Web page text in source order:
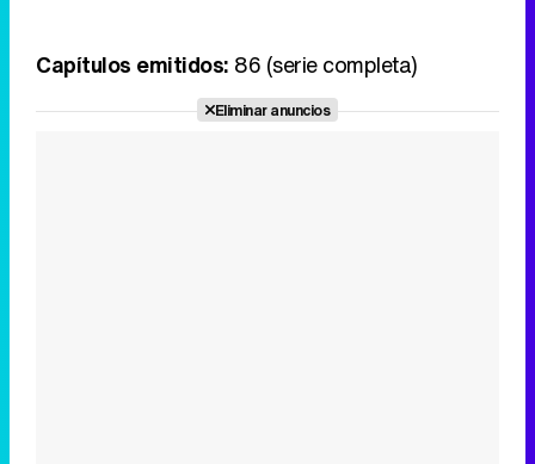
Capítulos emitidos: 86 (serie completa)
Eliminar anuncios